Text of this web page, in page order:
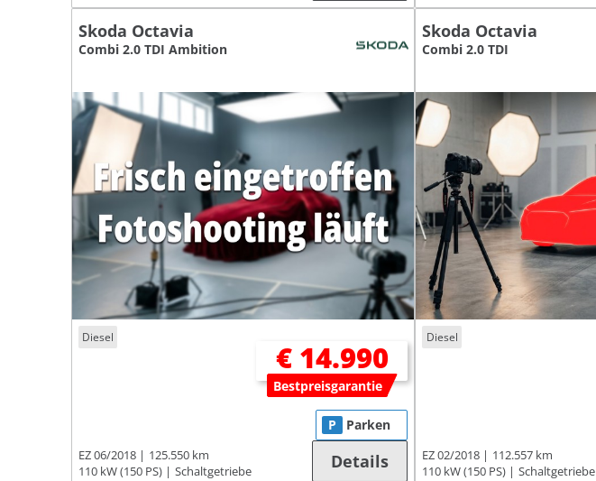
Skoda Octavia
Combi 2.0 TDI Ambition
Diesel
€ 14.990
Bestpreisgarantie
EZ 06/2018
125.550 km
110 kW (150 PS)
Schaltgetriebe
P Parken
Details
Skoda Octavia
Combi 2.0 TDI
Diesel
EZ 02/2018
112.557 km
110 kW (150 PS)
Schaltgetriebe